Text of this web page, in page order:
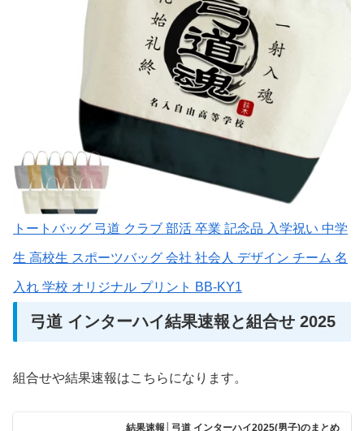
トートバッグ 弓道 クラブ 部活 卒業 記念品 入学祝い 中学
生 高校生 スポーツバッグ 会社 社会人 デザイン チーム 名
入れ 学校 オリジナル プリント BB-KY1
弓道 インターハイ結果速報と組合せ 2025
組合せや結果速報はこちらになります。
結果速報│弓道 インターハイ2025(男子)のまとめ